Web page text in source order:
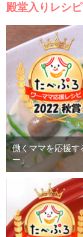
殿堂入りレシピ
働くママを応援す
ー」